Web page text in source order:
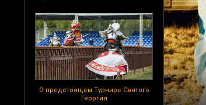
О предстоящем Турнире Святого
Георгия